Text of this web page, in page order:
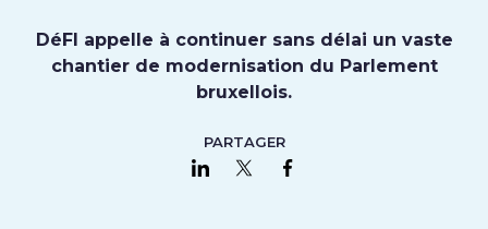
DéFI appelle à continuer sans délai un vaste
chantier de modernisation du Parlement
bruxellois.
PARTAGER
Partager sur LinkedIn
Partager sur Twitter